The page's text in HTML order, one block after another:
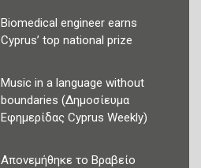
Biomedical engineer earns
Cyprus’ top national prize
Music in a language without
boundaries (Δημοσίευμα
Εφημερίδας Cyprus Weekly)
Απονεμήθηκε το Βραβείο